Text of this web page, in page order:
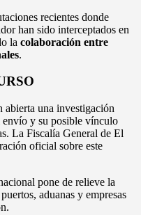
recientes donde
han sido interceptados en
la colaboración entre
.
abierta una investigación
envío y su posible vínculo
La Fiscalía General de El
oficial sobre este
pone de relieve la
aduanas y empresas